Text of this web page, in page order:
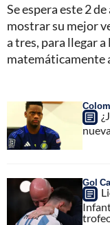
Se espera este 2
mostrar su mejor
a tres, para llegar
matemáticamente
Gol